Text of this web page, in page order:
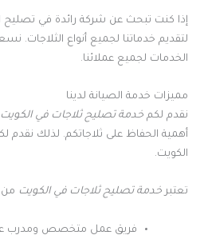
إذا كنت تبحث عن شركة رائدة في تصليح
لتقديم خدماتنا لجميع أنواع الثلاجات.
الخدمات لجميع عملائنا.
مميزات خدمة الصيانة لدينا
نقدم لكم خدمة تصليح ثلاجات في الكويت
أهمية الحفاظ على ثلاجاتكم. لذلك نقدم
الكويت.
تعتبر خدمة تصليح ثلاجات في الكويت من
فريق عمل متخصص ومدرب